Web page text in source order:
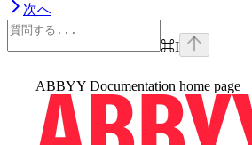
次へ
⌘I
ABBYY Documentation home page